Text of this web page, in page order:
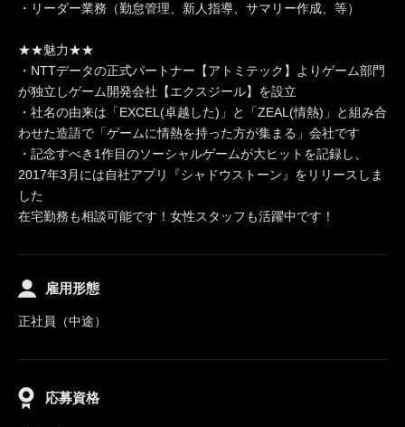
・リーダー業務（勤怠管理、新人指導、サマリー作成、等）
★★魅力★★
・NTTデータの正式パートナー【アトミテック】よりゲーム部門
が独立しゲーム開発会社【エクスジール】を設立
・社名の由来は「EXCEL(卓越した)」と「ZEAL(情熱)」と組み合
わせた造語で「ゲームに情熱を持った方が集まる」会社です
・記念すべき1作目のソーシャルゲームが大ヒットを記録し、
2017年3月には自社アプリ『シャドウストーン』をリリースしま
した
在宅勤務も相談可能です！女性スタッフも活躍中です！
雇用形態
正社員（中途）
応募資格